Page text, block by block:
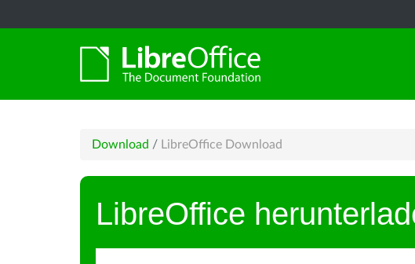
Download / LibreOffice Download
LibreOffice